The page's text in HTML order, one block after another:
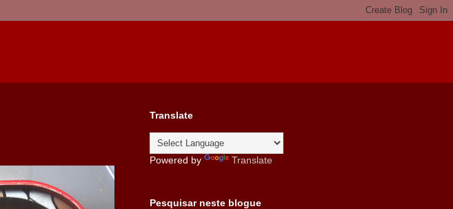
Translate
Powered by Translate
Pesquisar neste blogue